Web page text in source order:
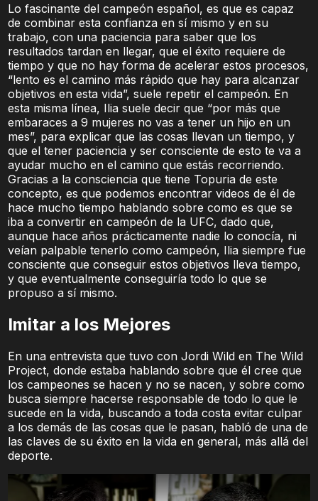
Lo fascinante del campeón español, es que es capaz
de combinar esta confianza en sí mismo y en su
trabajo, con una paciencia para saber que los
resultados tardan en llegar, que el éxito requiere de
tiempo y que no hay forma de acelerar estos procesos,
“lento es el camino más rápido que hay para alcanzar
objetivos en esta vida”, suele repetir el campeón. En
esta misma línea, Ilia suele decir que “por más que
embaraces a 9 mujeres no vas a tener un hijo en un
mes”, para explicar que las cosas llevan un tiempo, y
que el tener paciencia y ser consciente de esto te va a
ayudar mucho en el camino que estás recorriendo.
Gracias a la consciencia que tiene Topuria de este
concepto, es que podemos encontrar videos de él de
hace mucho tiempo hablando sobre como es que se
iba a convertir en campeón de la UFC, dado que,
aunque hace años prácticamente nadie lo conocía, ni
veían palpable tenerlo como campeón, Ilia siempre fue
consciente que conseguir estos objetivos lleva tiempo,
y que eventualmente conseguiría todo lo que se
propuso a sí mismo.
Imitar a los Mejores
En una entrevista que tuvo con Jordi Wild en The Wild
Project, donde estaba hablando sobre que él cree que
los campeones se hacen y no se nacen, y sobre como
busca siempre hacerse responsable de todo lo que le
sucede en la vida, buscando a toda costa evitar culpar
a los demás de las cosas que le pasan, habló de una de
las claves de su éxito en la vida en general, más allá del
deporte.